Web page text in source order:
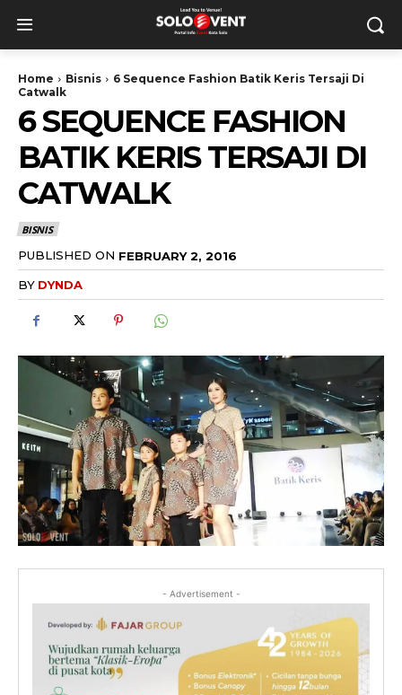
Home Bisnis
6 Sequence Fashion Batik Keris Tersaji Di
Catwalk
6 SEQUENCE FASHION
BATIK KERIS TERSAJI DI
CATWALK
BISNIS
PUBLISHED ON FEBRUARY 2, 2016
BY DYNDA
- Advertisement -